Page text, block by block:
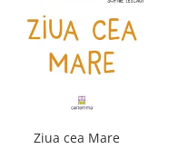
Ziua cea Mare